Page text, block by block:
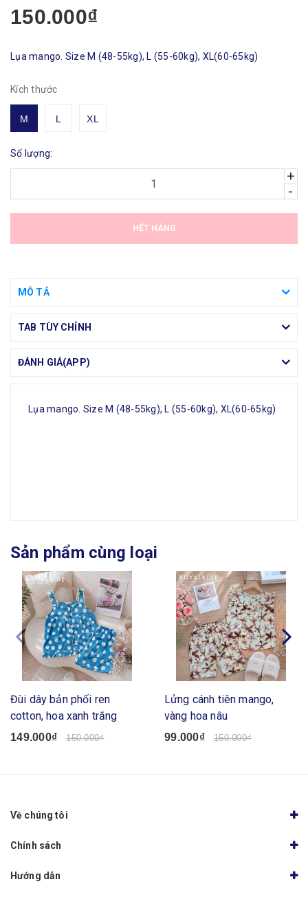
150.000₫
Lụa mango. Size M (48-55kg), L (55-60kg), XL(60-65kg)
Kích thước
M L XL
Số lượng:
+
-
HẾT HÀNG
MÔ TẢ
TAB TÙY CHỈNH
ĐÁNH GIÁ(APP)
Lụa mango. Size M (48-55kg), L (55-60kg), XL(60-65kg)
Sản phẩm cùng loại
Đùi dây bản phối ren
cotton, hoa xanh trắng
149.000₫ 150.000₫
Lửng cánh tiên mango,
vàng hoa nâu
99.000₫ 150.000₫
Về chúng tôi
Chính sách
Hướng dẫn